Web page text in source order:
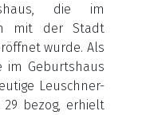
die im
mit der Stadt
wurde. Als
im Geburtshaus
Leuschner-
bezog, erhielt